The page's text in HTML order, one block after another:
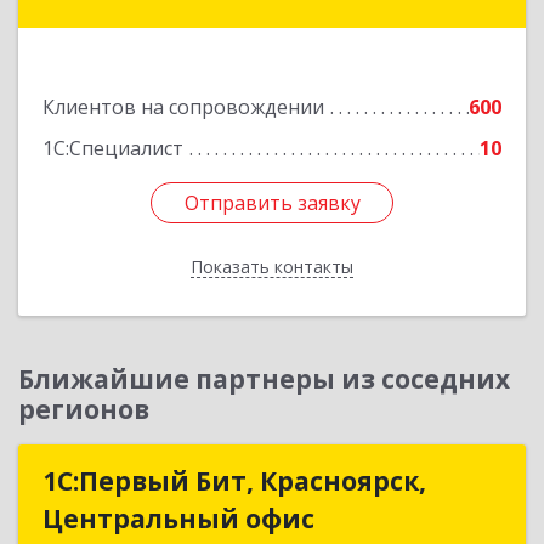
Клиентов на сопровождении
600
1С:Специалист
10
Отправить заявку
Показать контакты
Отправить заявку
Назад
Ближайшие партнеры из соседних
регионов
1С:Первый Бит, Красноярск,
Центральный офис
1С:Первый Бит, Красноярск,
Центральный офис